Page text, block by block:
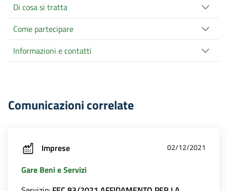
Di cosa si tratta
Come partecipare
Informazioni e contatti
Comunicazioni correlate
Imprese 02/12/2021
Gare Beni e Servizi